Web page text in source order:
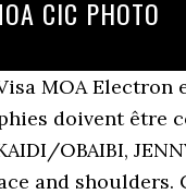
CIC PHOTO
et Commercial) est un groupe bancaire français du réseau Crédit Mutuel CIC. Veuillez joindre à votre demande deux (2) photographies de citoyenneté identiques (à l’exception des demandes de répudiation de la citoyenneté, pour lesquelles une (1) seule photographie est requise). Découvrez la toute nouvelle application du CIC. Cartes bancaires : comparez les prestations CIC Gratuit dans les contrats Premium CIC et CapTransat et 50 % de réduction pour les jeunes de moins de 25 ans. Here are a few unacceptable permanent resident photos so you know what to look for before you submit your application. Carte bancaire prépayée : Carte J CIC. En France, votre carte permet … La carte CB Cirrus vous permet de retirer de l'argent dans tout distributeur en France ou à l'étranger, ainsi que de gérer vos comptes sur les Guichets Automatique de Banque du Groupe CM-CIC. Il accompagne les particuliers, les professionnels et les entreprises dans tous leurs projets à travers ses 5 domaines d’expertise : 1. Paiement sans contact : La carte MOA permet de payer sans contact, le plafond est 50 euros depuis mai 2020 Glasses may be worn in photos as long as the eyes are clearly visible and there is no glare in the glasses. Inscrivez le nom de la personne au verso des photos. Réseau. When required for medical reasons, you can wear headwear or a nasal cannula in your permanent resident photo – as long as your eyes remain clearly visible. Le capital-développ… Le MOA Cirrus est une carte de retrait